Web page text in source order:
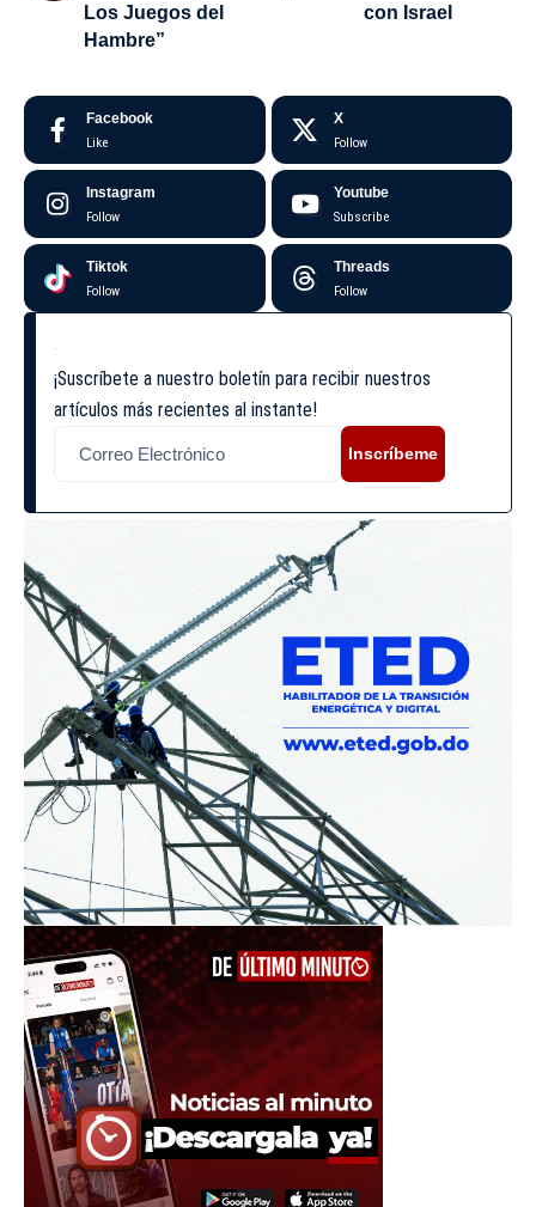
Los Juegos del
Hambre”
con Israel
Facebook
Like
X
Follow
Instagram
Follow
Youtube
Subscribe
Tiktok
Follow
Threads
Follow
¡Suscríbete a nuestro boletín para recibir nuestros
artículos más recientes al instante!
Inscríbeme